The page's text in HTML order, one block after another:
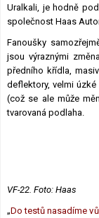
Uralkali, je hodně
společnost Haas
Fanoušky
jsou výraznými
předního křídla,
deflektory, velmi
(což se ale může
tvarovaná podlaha.
VF-22. Foto: Haas
„Do testů nasadíme